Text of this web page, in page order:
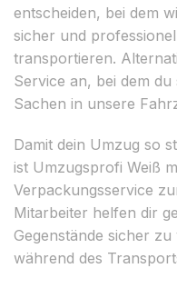
entscheiden, bei dem
sicher und
transportieren.
Service an, bei dem
Sachen in unsere
Damit dein Umzug so
ist Umzugsprofi Weiß
Verpackungsservice
Mitarbeiter helfen dir
Gegenstände sicher
während des